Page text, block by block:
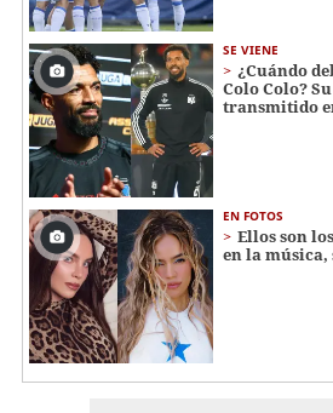
SE VIENE
¿Cuándo
Colo Colo?
transmitido
EN FOTOS
Ellos son
en la música,